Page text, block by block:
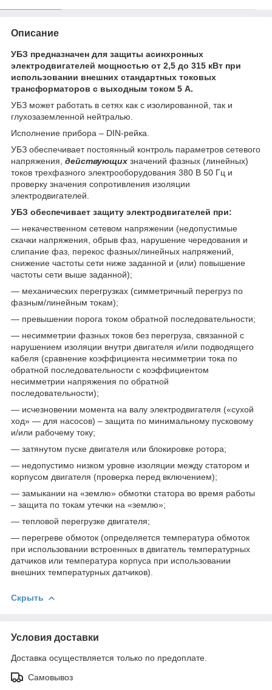
Описание
УБЗ предназначен для защиты асинхронных
электродвигателей мощностью от 2,5 до 315 кВт при
использовании внешних стандартных токовых
трансформаторов с выходным током 5 А.
УБЗ может работать в сетях как с изолированной, так и
глухозаземленной нейтралью.
Исполнение прибора – DIN-рейка.
УБЗ обеспечивает постоянный контроль параметров сетевого
напряжения, действующих значений фазных (линейных)
токов трехфазного электрооборудования 380 В 50 Гц и
проверку значения сопротивления изоляции
электродвигателей.
УБЗ обеспечивает защиту электродвигателей при:
— некачественном сетевом напряжении (недопустимые
скачки напряжения, обрыв фаз, нарушение чередования и
слипание фаз, перекос фазных/линейных напряжений,
снижение частоты сети ниже заданной и (или) повышение
частоты сети выше заданной);
— механических перегрузках (симметричный перегруз по
фазным/линейным токам);
— превышении порога током обратной последовательности;
— несимметрии фазных токов без перегруза, связанной с
нарушением изоляции внутри двигателя и/или подводящего
кабеля (сравнение коэффициента несимметрии тока по
обратной последовательности с коэффициентом
несимметрии напряжения по обратной
последовательности);
— исчезновении момента на валу электродвигателя («сухой
ход» — для насосов) – защита по минимальному пусковому
и/или рабочему току;
— затянутом пуске двигателя или блокировке ротора;
— недопустимо низком уровне изоляции между статором и
корпусом двигателя (проверка перед включением);
— замыкании на «землю» обмотки статора во время работы
– защита по токам утечки на «землю»;
— тепловой перегрузке двигателя;
— перегреве обмоток (определяется температура обмоток
при использовании встроенных в двигатель температурных
датчиков или температура корпуса при использовании
внешних температурных датчиков).
Скрыть
Условия доставки
Доставка осуществляется только по предоплате.
Самовывоз